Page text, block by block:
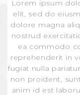
Lorem ipsum
elit, sed do
dolore magna
nostrud
ea commodo
reprehenderit in
fugiat nulla
non proident,
anim id est